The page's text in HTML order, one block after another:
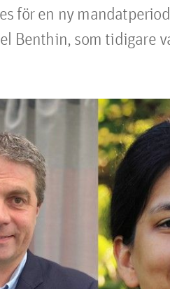
för en ny
Benthin, som tidigare